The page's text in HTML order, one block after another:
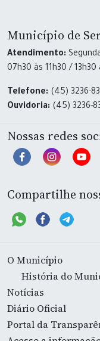
Município de
Atendimento:
07h30 às 11h30 / 13h30
Telefone: (45) 3236-
Ouvidoria: (45) 3236-
Nossas redes
Compartilhe
O Município
História do
Notícias
Diário Oficial
Portal da